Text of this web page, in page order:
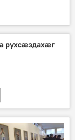
рухсӕздахӕг